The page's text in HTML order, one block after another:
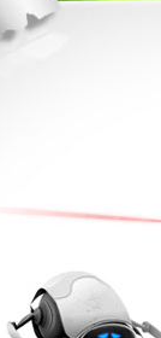
MỤC TÙY CHỌN
đem lại sự hài